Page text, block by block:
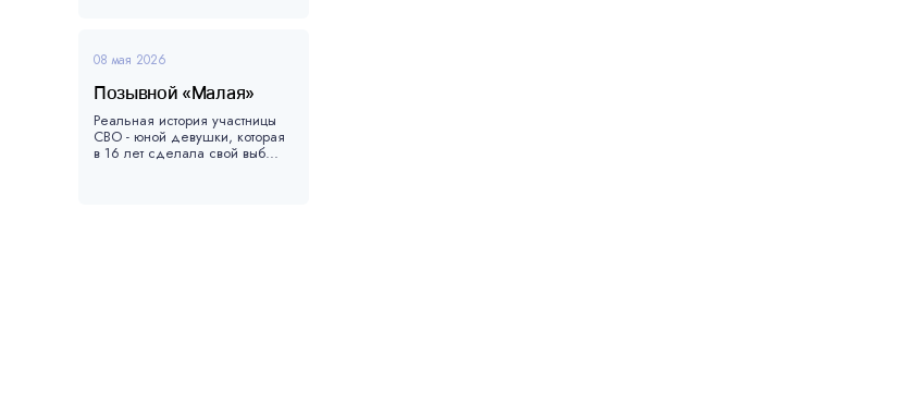
08 мая 2026
Позывной «Малая»
Реальная история участницы
СВО - юной девушки, которая
в 16 лет сделала свой выб...